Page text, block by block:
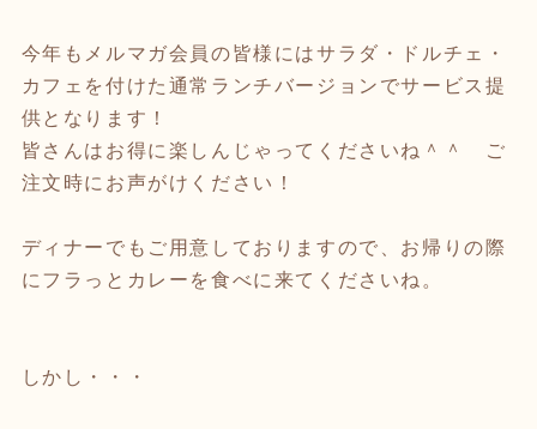
今年もメルマガ会員の皆様にはサラダ・ドルチェ・
カフェを付けた通常ランチバージョンでサービス提
供となります！
皆さんはお得に楽しんじゃってくださいね＾＾ ご
注文時にお声がけください！
ディナーでもご用意しておりますので、お帰りの際
にフラっとカレーを食べに来てくださいね。
しかし・・・